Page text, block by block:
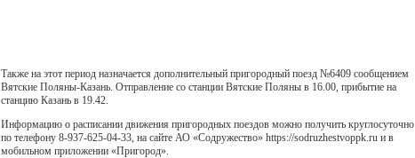
Также на этот период назначается дополнительный пригородный поезд №6409 сообщением
Вятские Поляны-Казань. Отправление со станции Вятские Поляны в 16.00, прибытие на
станцию Казань в 19.42.
Информацию о расписании движения пригородных поездов можно получить круглосуточно
по телефону 8-937-625-04-33, на сайте АО «Содружество» https://sodruzhestvoppk.ru и в
мобильном приложении «Пригород».